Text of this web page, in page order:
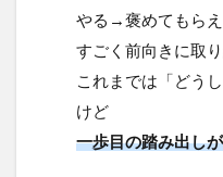
やる→褒めてもら
すごく前向きに取り
これまでは「どう
けど
一歩目の踏み出し